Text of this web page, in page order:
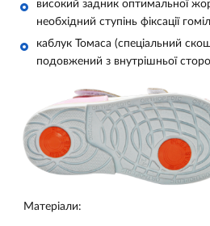
високий задник оптимальної
необхідний ступінь фіксації
каблук Томаса (спеціальний
подовжений з внутрішньої
Матеріали: